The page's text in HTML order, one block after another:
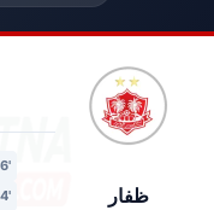
ظفار
'36
'44